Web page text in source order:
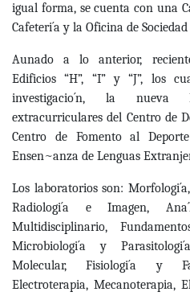
igual forma, se cuenta con una
Cafeteri´a y la Oficina de
Aunado a lo anterior,
Edificios “H”, “I” y “J”, los
investigacio´n, la nueva
extracurriculares del Centro de
Centro de Fomento al
Ensen~anza de Lenguas
Los laboratorios son:
Radiologi´a e Imagen,
Multidisciplinario,
Microbiologi´a y
Molecular, Fisiologi´a y
Electroterapia, Mecanoterapia,